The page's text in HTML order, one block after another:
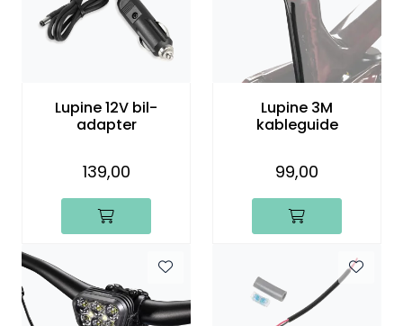
Lupine 12V bil-
adapter
139,00
Lupine 3M
kableguide
99,00